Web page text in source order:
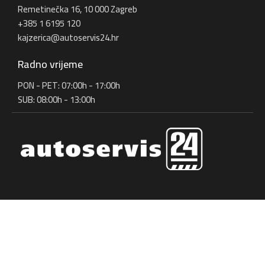
Remetinečka 16, 10 000 Zagreb
+385 1 6195 120
kajzerica@autoservis24.hr
Radno vrijeme
PON - PET: 07:00h - 17:00h
SUB: 08:00h - 13:00h